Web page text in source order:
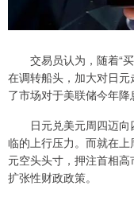
交易员认为，随着“买
在调转船头，加大对日
了市场对于美联储今年降
日元兑美元周四迈向
临的上行压力。而就在
元空头头寸，押注首相
扩张性财政政策。